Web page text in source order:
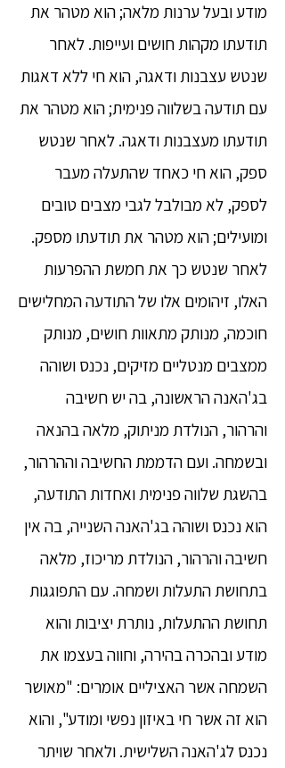
מודע ובעל ערנות מלאה; הוא מטהר את
תודעתו מקהות חושים ועייפות. לאחר
שנטש עצבנות ודאגה, הוא חי ללא דאגות
עם תודעה בשלווה פנימית; הוא מטהר את
תודעתו מעצבנות ודאגה. לאחר שנטש
ספק, הוא חי כאחד שהתעלה מעבר
לספק, לא מבולבל לגבי מצבים טובים
ומועילים; הוא מטהר את תודעתו מספק.
לאחר שנטש כך את חמשת ההפרעות
האלו, זיהומים אלו של התודעה המחלישים
חוכמה, מנותק מתאוות חושים, מנותק
ממצבים מנטליים מזיקים, נכנס ושוהה
בג'האנה הראשונה, בה יש חשיבה
והרהור, הנולדת מניתוק, מלאה בהנאה
ובשמחה. ועם הדממת החשיבה וההרהור,
בהשגת שלווה פנימית ואחדות התודעה,
הוא נכנס ושוהה בג'האנה השנייה, בה אין
חשיבה והרהור, הנולדת מריכוז, מלאה
בתחושת התעלות ושמחה. עם התפוגגות
תחושת ההתעלות, נותרת יציבות והוא
מודע ובהכרה בהירה, וחווה בעצמו את
השמחה אשר האציליים אומרים: "מאושר
הוא זה אשר חי באיזון נפשי ומודע", והוא
נכנס לג'האנה השלישית. ולאחר שויתר